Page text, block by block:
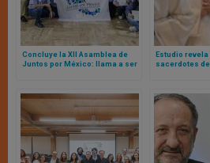
Concluye la XII Asamblea de
Juntos por México: llama a ser
Estudio revela
sacerdotes